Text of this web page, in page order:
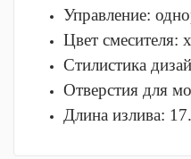
Управление:
Цвет смесителя:
Стилистика
Отверстия для
Длина излива: